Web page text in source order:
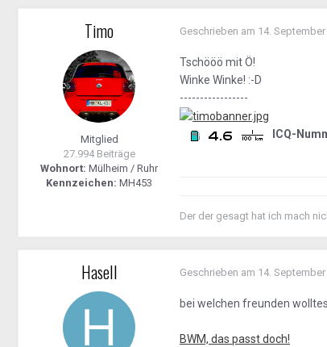
Timo
Mitglied
27.994 Beiträge
Wohnort: Mülheim / Ruhr
Kennzeichen: MH453
Geschrieben am 14.
Tschööö mit Ö!
Winke Winke! :-D
-----------------
ICQ-
Der der gesagt hat ich mach
HaseII Geschrieben am 14.
bei welchen freunden
BWM, das passt doch!